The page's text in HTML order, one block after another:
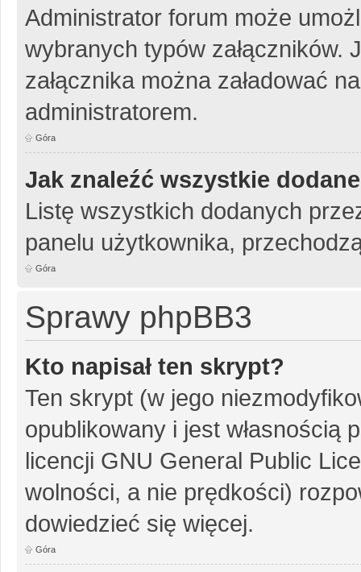
Administrator forum może
wybranych typów załączników.
załącznika można załadować
administratorem.
Góra
Jak znaleźć wszystkie
Listę wszystkich dodanych
panelu użytkownika,
Góra
Sprawy phpBB3
Kto napisał ten skrypt?
Ten skrypt (w jego
opublikowany i jest własnością
licencji GNU General Public
wolności, a nie prędkości)
dowiedzieć się więcej.
Góra